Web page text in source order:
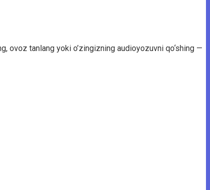
ovoz tanlang yoki o’zingizning audioyozuvni qo‘shing —